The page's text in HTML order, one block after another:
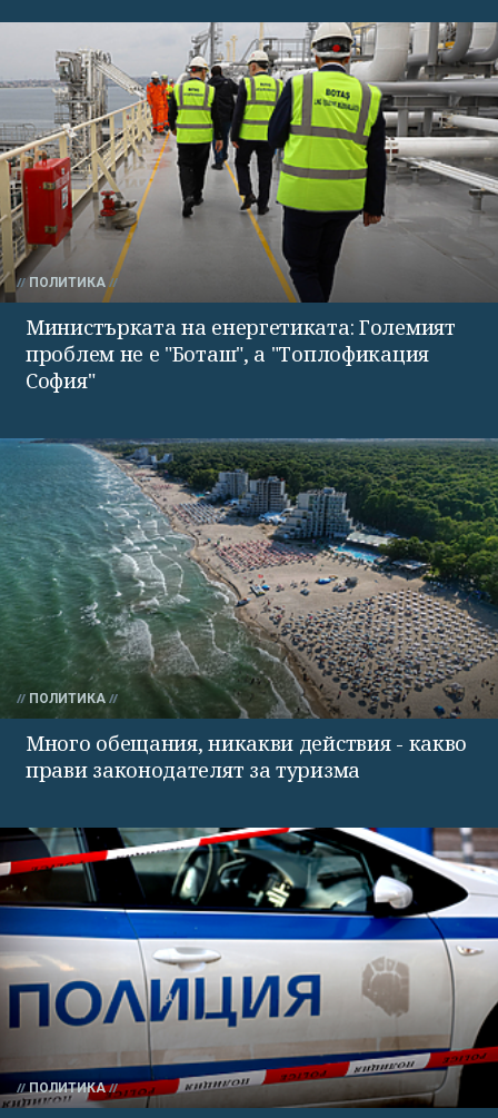
ПОЛИТИКА
Министърката на енергетиката: Големият
проблем не е "Боташ", а "Топлофикация
София"
ПОЛИТИКА
Много обещания, никакви действия - какво
прави законодателят за туризма
ПОЛИТИКА